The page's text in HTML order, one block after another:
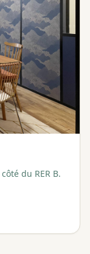
du RER B.